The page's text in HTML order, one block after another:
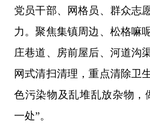
党员干部、网格员、群众志
力。聚焦集镇周边、松格嘛
庄巷道、房前屋后、河道沟
网式清扫清理，重点清除卫
色污染物及乱堆乱放杂物，
一处”。